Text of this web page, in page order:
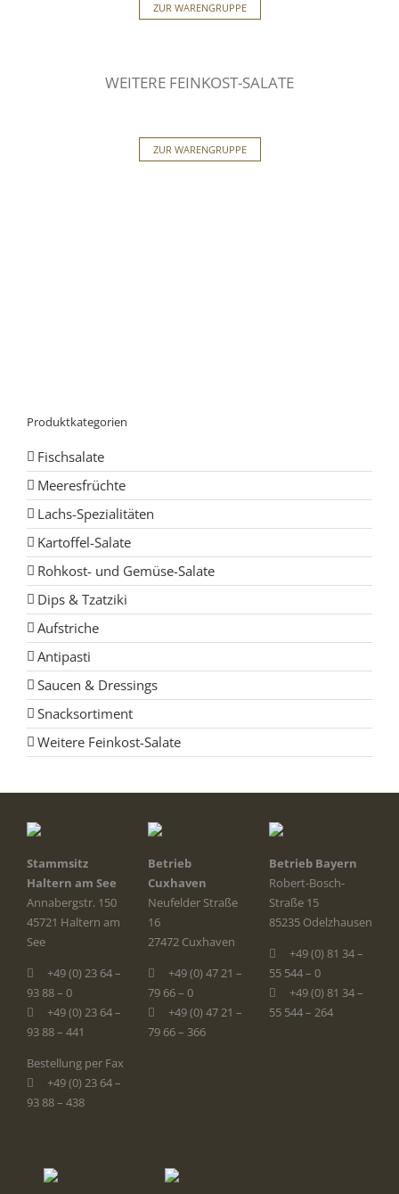
ZUR WARENGRUPPE
WEITERE FEINKOST-SALATE
ZUR WARENGRUPPE
Produktkategorien
Fischsalate
Meeresfrüchte
Lachs-Spezialitäten
Kartoffel-Salate
Rohkost- und Gemüse-Salate
Dips & Tzatziki
Aufstriche
Antipasti
Saucen & Dressings
Snacksortiment
Weitere Feinkost-Salate
Stammsitz
Haltern am See
Annabergstr. 150
45721 Haltern am
See
+49 (0) 23 64 –
93 88 – 0
+49 (0) 23 64 –
93 88 – 441
Bestellung per Fax
+49 (0) 23 64 –
93 88 – 438
Betrieb
Cuxhaven
Neufelder Straße
16
27472 Cuxhaven
+49 (0) 47 21 –
79 66 – 0
+49 (0) 47 21 –
79 66 – 366
Betrieb Bayern
Robert-Bosch-
Straße 15
85235 Odelzhausen
+49 (0) 81 34 –
55 544 – 0
+49 (0) 81 34 –
55 544 – 264